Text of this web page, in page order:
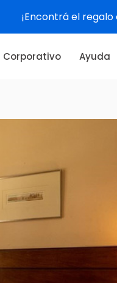
Corporativo Ayuda